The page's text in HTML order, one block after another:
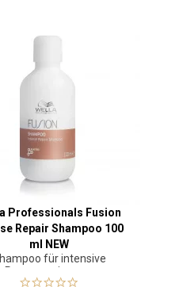
Professionals Fusion
Repair Shampoo 100
ml NEW
für intensive
Regeneration von
geschädigtem Haar